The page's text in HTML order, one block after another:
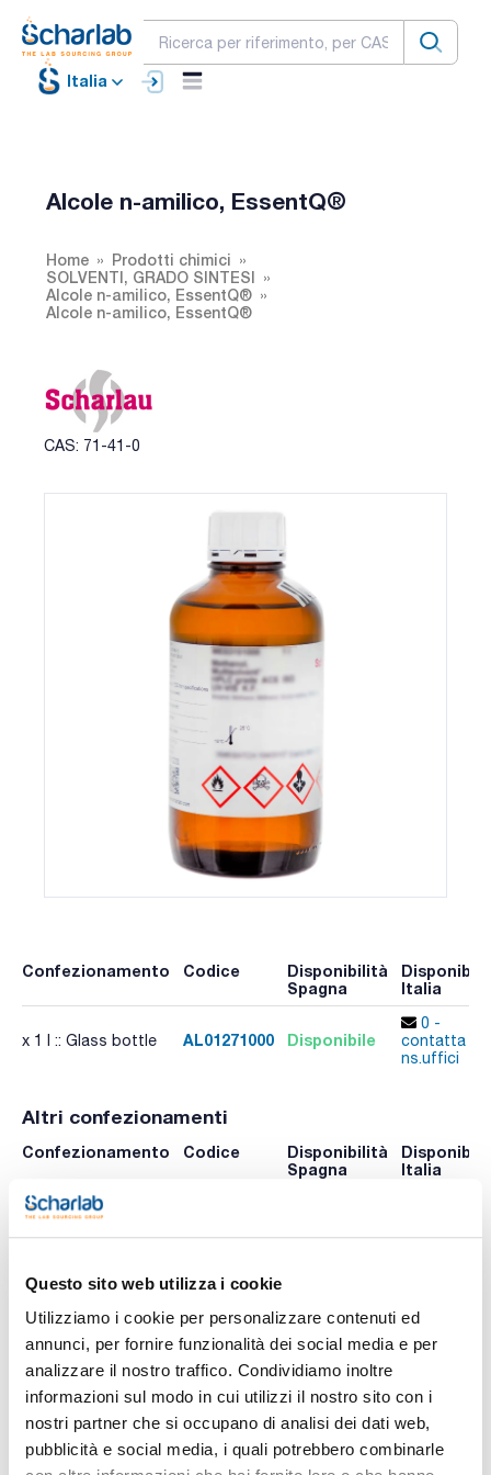
Questo sito web utilizza i cookie
Utilizziamo i cookie per personalizzare contenuti ed
annunci, per fornire funzionalità dei social media e per
analizzare il nostro traffico. Condividiamo inoltre
informazioni sul modo in cui utilizzi il nostro sito con i
nostri partner che si occupano di analisi dei dati web,
pubblicità e social media, i quali potrebbero combinarle
Italia
Alcole n-amilico, EssentQ®
Home
Prodotti chimici
SOLVENTI, GRADO SINTESI
Alcole n-amilico, EssentQ®
Alcole n-amilico, EssentQ®
CAS: 71-41-0
Confezionamento Codice
Disponibilità
Spagna
Italia
x 1 l :: Glass bottle AL01271000 Disponibile
0 -
contatta i
ns.uffici
Altri confezionamenti
Confezionamento Codice
Disponibilità
Spagna
Italia
x 2,5 l :: Glass bottle
Stampa pagina prodotto